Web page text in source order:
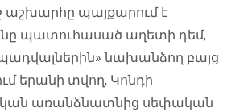
աշխարհը պայքարում է
պատուհասած աղետի դեմ,
նախանձող բայց
երանի տվող, Կոնդի
առանձնատնից սեփական